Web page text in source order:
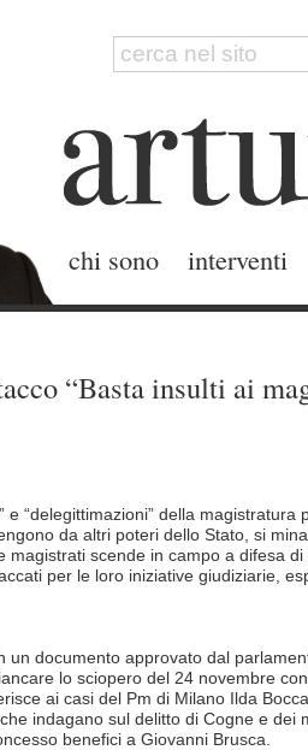
chi sono interventi
“Basta insulti ai
e “delegittimazioni” della magistratura
da altri poteri dello Stato, si
magistrati scende in campo a difesa
per le loro iniziative giudiziarie,
un documento approvato dal
lo sciopero del 24 novembre
ai casi del Pm di Milano Ilda
indagano sul delitto di Cogne e dei
benefici a Giovanni Brusca.